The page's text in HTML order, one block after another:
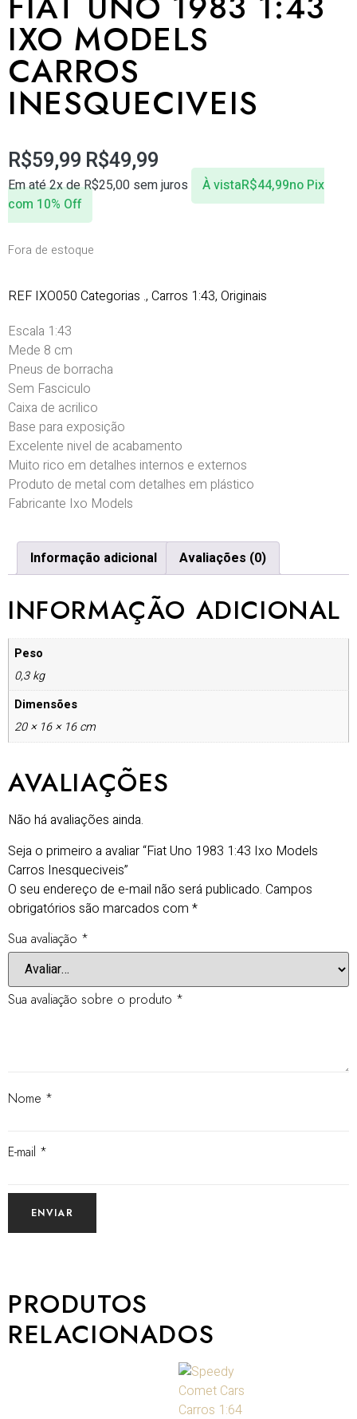
IXO MODELS
CARROS
INESQUECIVEIS
R$59,99 R$49,99
Em até 2x deR$25,00 sem juros À vistaR$44,99no Pix
com 10% Off
Fora de estoque
REF IXO050 Categorias ., Carros 1:43, Originais
Escala 1:43
Mede 8 cm
Pneus de borracha
Sem Fasciculo
Caixa de acrilico
Base para exposição
Excelente nivel de acabamento
Muito rico em detalhes internos e externos
Produto de metal com detalhes em plástico
Fabricante Ixo Models
Informação adicional Avaliações (0)
INFORMAÇÃO ADICIONAL
Peso
0,3 kg
Dimensões
20 × 16 × 16 cm
AVALIAÇÕES
Não há avaliações ainda.
Seja o primeiro a avaliar “Fiat Uno 1983 1:43 Ixo Models
Carros Inesqueciveis”
O seu endereço de e-mail não será publicado. Campos
obrigatórios são marcados com *
Sua avaliação *
Sua avaliação sobre o produto *
Nome *
E-mail *
PRODUTOS
RELACIONADOS